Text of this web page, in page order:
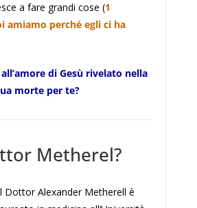
a fare grandi cose (1
amiamo perché egli ci ha
di Gesù rivelato nella
morte per te?
Metherel?
Dottor Alexander Metherell è